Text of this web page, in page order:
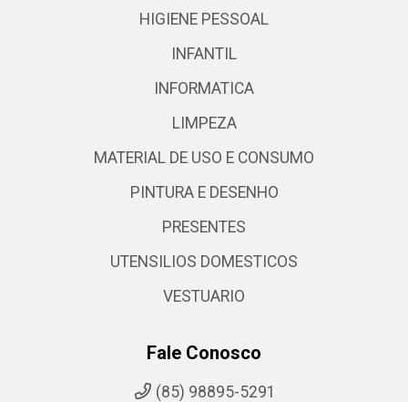
HIGIENE PESSOAL
INFANTIL
INFORMATICA
LIMPEZA
MATERIAL DE USO E CONSUMO
PINTURA E DESENHO
PRESENTES
UTENSILIOS DOMESTICOS
VESTUARIO
Fale Conosco
(85) 98895-5291